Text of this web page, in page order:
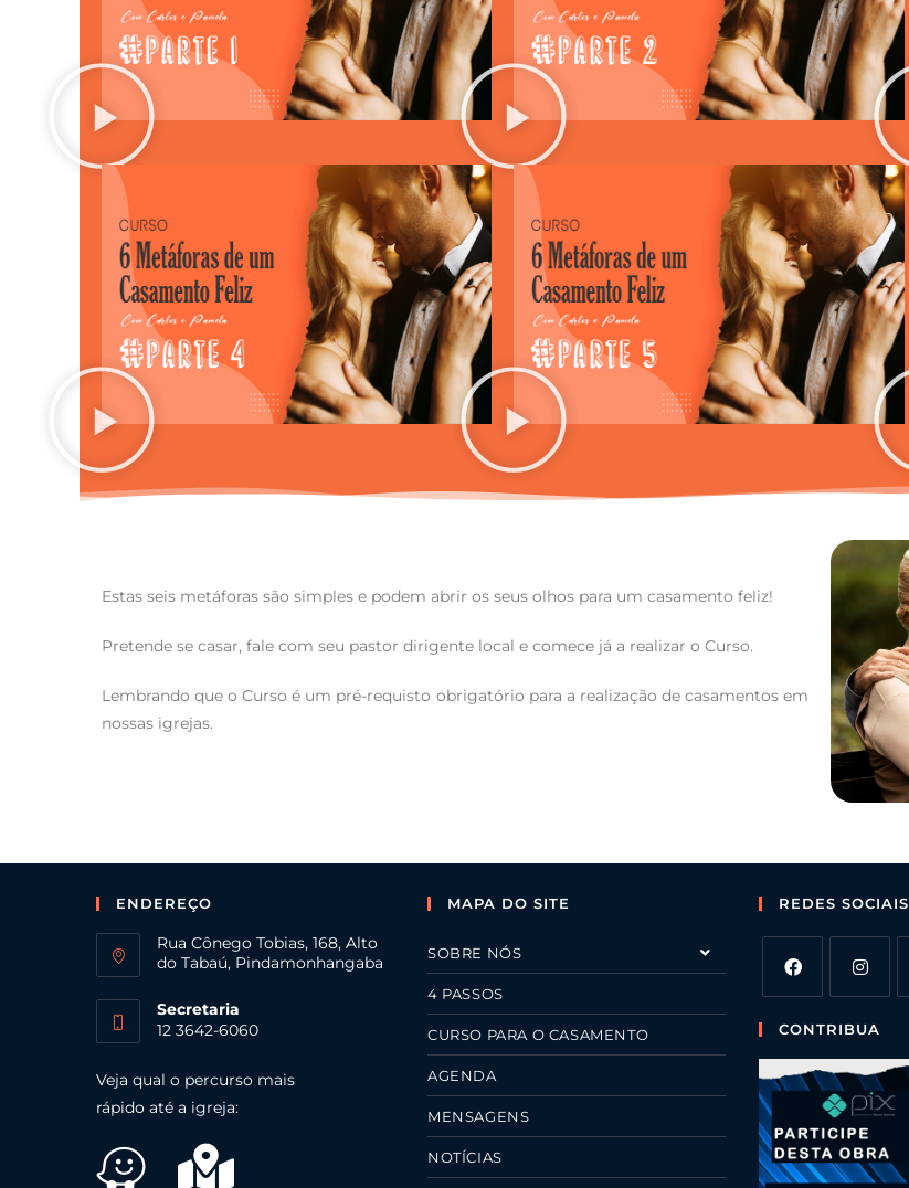
Estas seis metáforas são simples e podem abrir os seus olhos para um casamento feliz!
Pretende se casar, fale com seu pastor dirigente local e comece já a realizar o Curso.
Lembrando que o Curso é um pré-requisto obrigatório para a realização de casamentos em
nossas igrejas.
ENDEREÇO
Rua Cônego Tobias, 168, Alto
do Tabaú, Pindamonhangaba
Secretaria
12 3642-6060
Veja qual o percurso mais
rápido até a igreja:
MAPA DO SITE
SOBRE NÓS
4 PASSOS
CURSO PARA O CASAMENTO
AGENDA
MENSAGENS
NOTÍCIAS
REDES SOCIAIS
CONTRIBUA